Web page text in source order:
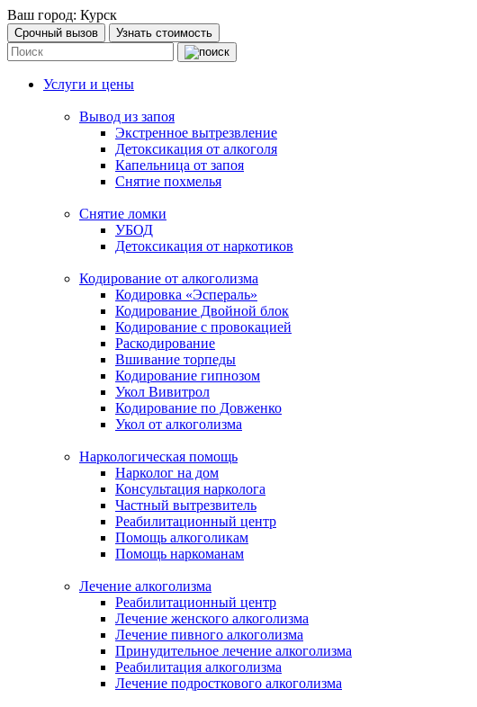
Ваш город: Курск
Срочный вызов Узнать стоимость
Услуги и цены
Вывод из запоя
Экстренное вытрезвление
Детоксикация от алкоголя
Капельница от запоя
Снятие похмелья
Снятие ломки
УБОД
Детоксикация от наркотиков
Кодирование от алкоголизма
Кодировка «Эспераль»
Кодирование Двойной блок
Кодирование с провокацией
Раскодирование
Вшивание торпеды
Кодирование гипнозом
Укол Вивитрол
Кодирование по Довженко
Укол от алкоголизма
Наркологическая помощь
Нарколог на дом
Консультация нарколога
Частный вытрезвитель
Реабилитационный центр
Помощь алкоголикам
Помощь наркоманам
Лечение алкоголизма
Реабилитационный центр
Лечение женского алкоголизма
Лечение пивного алкоголизма
Принудительное лечение алкоголизма
Реабилитация алкоголизма
Лечение подросткового алкоголизма